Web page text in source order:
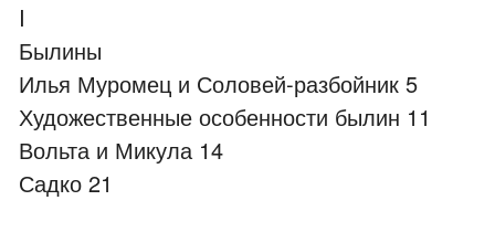
I
Былины
Илья Муромец и Соловей-разбойник 5
Художественные особенности былин 11
Вольта и Микула 14
Садко 21